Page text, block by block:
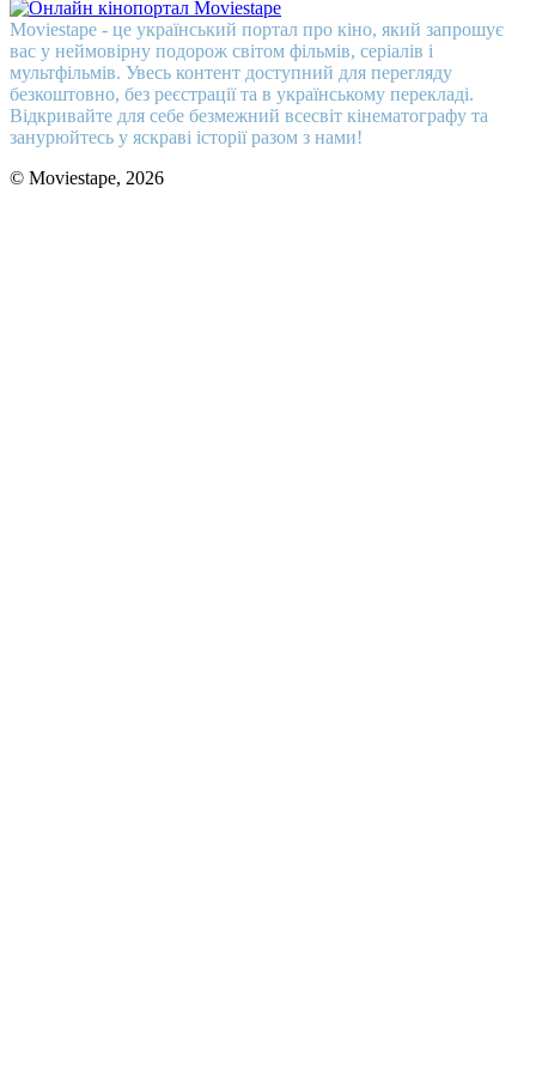
Moviestape - це український портал про кіно, який запрошує
вас у неймовірну подорож світом фільмів, серіалів і
мультфільмів. Увесь контент доступний для перегляду
безкоштовно, без реєстрації та в українському перекладі.
Відкривайте для себе безмежний всесвіт кінематографу та
занурюйтесь у яскраві історії разом з нами!
© Moviestape, 2026